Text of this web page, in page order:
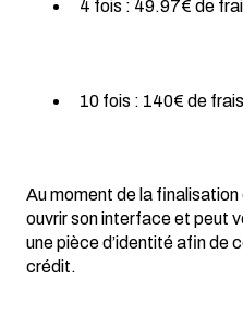
4 fois : 49.97€ de
10 fois : 140€ de
Au moment de la
ouvrir son interface et peut
une pièce d’identité afin de
crédit.